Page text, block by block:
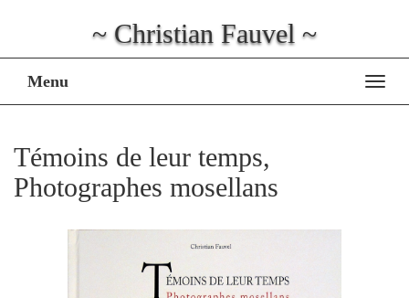
~ Christian Fauvel ~
Menu
la
Témoins de leur temps,
Photographes mosellans